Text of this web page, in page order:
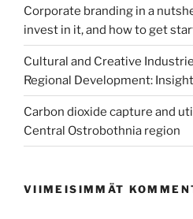
Corporate branding in a
invest in it, and how to get
Cultural and Creative
Regional Development:
Carbon dioxide capture and
Central Ostrobothnia region
VIIMEISIMMÄT